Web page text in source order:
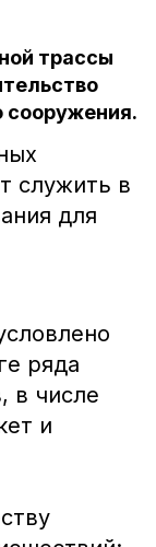
трассы
сооружения.
служить в
для
ряда
в числе
и